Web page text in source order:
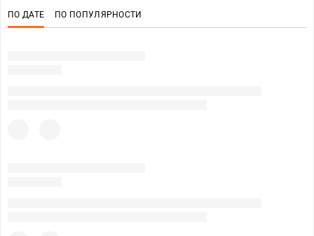
ПО ДАТЕ ПО ПОПУЛЯРНОСТИ